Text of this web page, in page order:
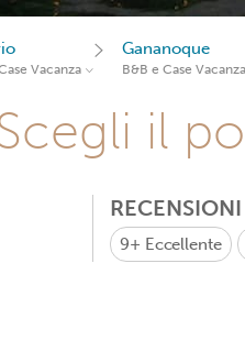
Vacanza
Gananoque
B&B e Case Vacanza
il
RECENSIONI
9+ Eccellente